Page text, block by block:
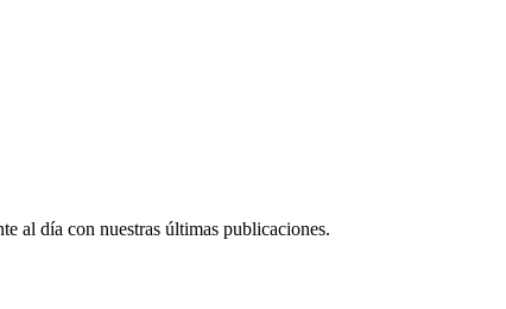
al día con nuestras últimas publicaciones.